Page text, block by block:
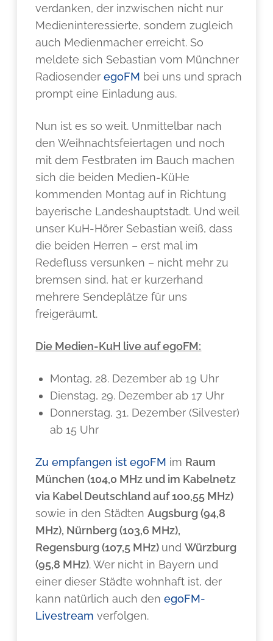
verdanken, der inzwischen nicht nur
Medieninteressierte, sondern zugleich
auch Medienmacher erreicht. So
meldete sich Sebastian vom Münchner
RadiosenderegoFM bei uns und sprach
prompt eine Einladung aus.
Nun ist es so weit. Unmittelbar nach
den Weihnachtsfeiertagen und noch
mit dem Festbraten im Bauch machen
sich die beiden Medien-KüHe
kommenden Montag auf in Richtung
bayerische Landeshauptstadt. Und weil
unser KuH-Hörer Sebastian weiß, dass
die beiden Herren – erst mal im
Redefluss versunken – nicht mehr zu
bremsen sind, hat er kurzerhand
mehrere Sendeplätze für uns
freigeräumt.
Die Medien-KuH live auf egoFM:
Montag, 28. Dezember ab 19 Uhr
Dienstag, 29. Dezember ab 17 Uhr
Donnerstag, 31. Dezember (Silvester)
ab 15 Uhr
Zu empfangen ist egoFM im Raum
München (104,0 MHz und im Kabelnetz
via Kabel Deutschland auf 100,55 MHz)
sowie in den StädtenAugsburg (94,8
MHz), Nürnberg (103,6 MHz),
Regensburg (107,5 MHz) undWürzburg
(95,8 MHz). Wer nicht in Bayern und
einer dieser Städte wohnhaft ist, der
kann natürlich auch denegoFM-
Livestream verfolgen.